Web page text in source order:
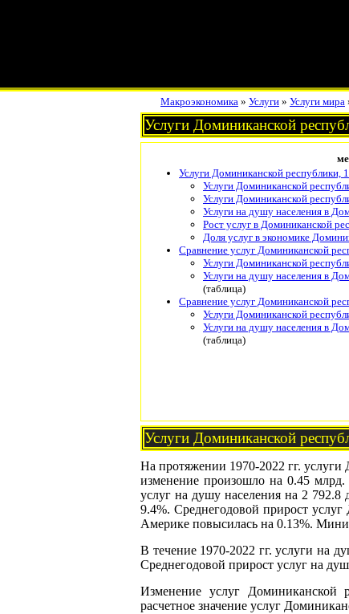
Макроэкономика » Услуги » Услуги мира
Услуги Доминиканской
Услуги Доминиканской республики,
Услуги Доминиканской
Услуги Доминиканской
Услуги на душу населения в
Рост услуг в Доминиканской
Доля услуг в экономике
Сравнение услуг Доминиканской
Услуги Доминиканской
Услуги на душу населения в
(таблица)
Сравнение услуг Доминиканской
Услуги Доминиканской
Услуги на душу населения в
(таблица)
Услуги Доминиканской
На протяжении 1970-2022 гг.
изменение произошло на 0.45 млрд.
услуг на душу населения на 2
9.4%. Среднегодовой прирост
Америке повысилась на 0.13%.
В течение 1970-2022 гг. услуги на
Среднегодовой прирост услуг на
Изменение услуг Доминиканской
расчетное значение услуг